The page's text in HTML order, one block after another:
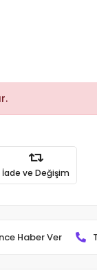
İade ve Değişim
Haber Ver